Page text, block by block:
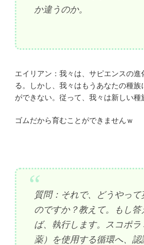
か違うのか。
エイリアン：我々は、サピエンスの進
る。しかし、我々はもうあなたの種族
ができない。従って、我々は新しい種
ゴムだから育むことができませんｗ
質問：それで、どうやっ
のですか？教えて。もし答
ば、執行します。スコポラ
薬）を使用する循環へ、認